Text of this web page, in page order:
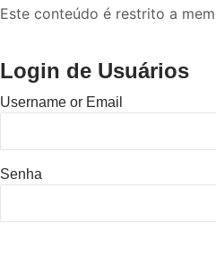
Este conteúdo é restrito a
Login de Usuários
Username or Email
Senha